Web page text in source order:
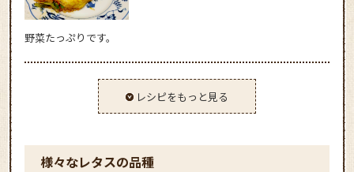
野菜たっぷりです。
レシピをもっと見る
様々なレタスの品種